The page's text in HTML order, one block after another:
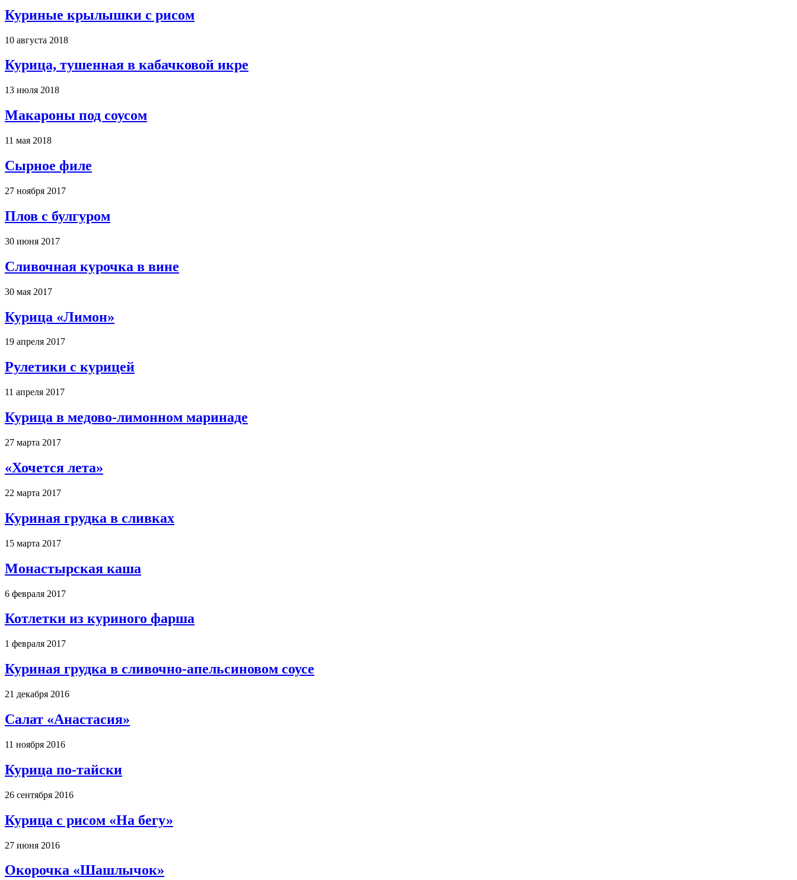
Куриные крылышки с рисом
10 августа 2018
Курица, тушенная в кабачковой икре
13 июля 2018
Макароны под соусом
11 мая 2018
Сырное филе
27 ноября 2017
Плов с булгуром
30 июня 2017
Сливочная курочка в вине
30 мая 2017
Курица «Лимон»
19 апреля 2017
Рулетики с курицей
11 апреля 2017
Курица в медово-лимонном маринаде
27 марта 2017
«Хочется лета»
22 марта 2017
Куриная грудка в сливках
15 марта 2017
Монастырская каша
6 февраля 2017
Котлетки из куриного фарша
1 февраля 2017
Куриная грудка в сливочно-апельсиновом соусе
21 декабря 2016
Салат «Анастасия»
11 ноября 2016
Курица по-тайски
26 сентября 2016
Курица с рисом «На бегу»
27 июня 2016
Окорочка «Шашлычок»